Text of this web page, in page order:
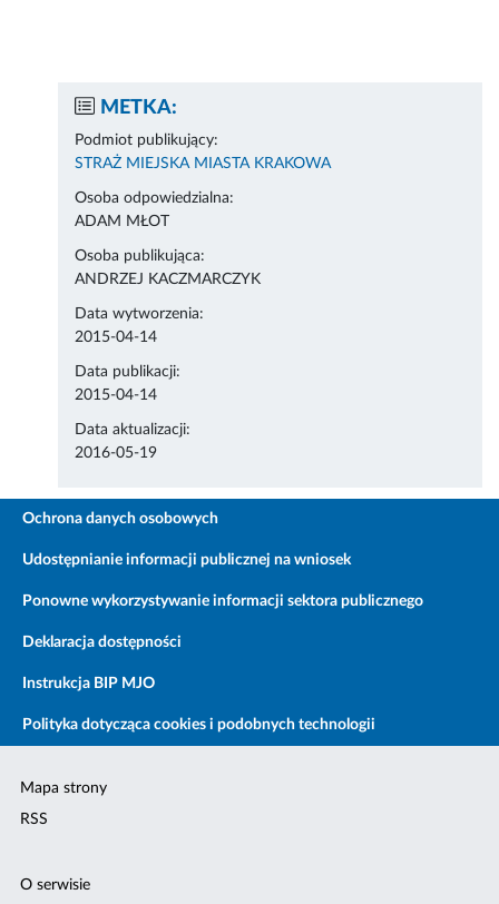
METKA:
Podmiot publikujący:
STRAŻ MIEJSKA MIASTA KRAKOWA
Osoba odpowiedzialna:
ADAM MŁOT
Osoba publikująca:
ANDRZEJ KACZMARCZYK
Data wytworzenia:
2015-04-14
Data publikacji:
2015-04-14
Data aktualizacji:
2016-05-19
Ochrona danych osobowych
Udostępnianie informacji publicznej na wniosek
Ponowne wykorzystywanie informacji sektora publicznego
Deklaracja dostępności
Instrukcja BIP MJO
Polityka dotycząca cookies i podobnych technologii
Mapa strony
RSS
O serwisie